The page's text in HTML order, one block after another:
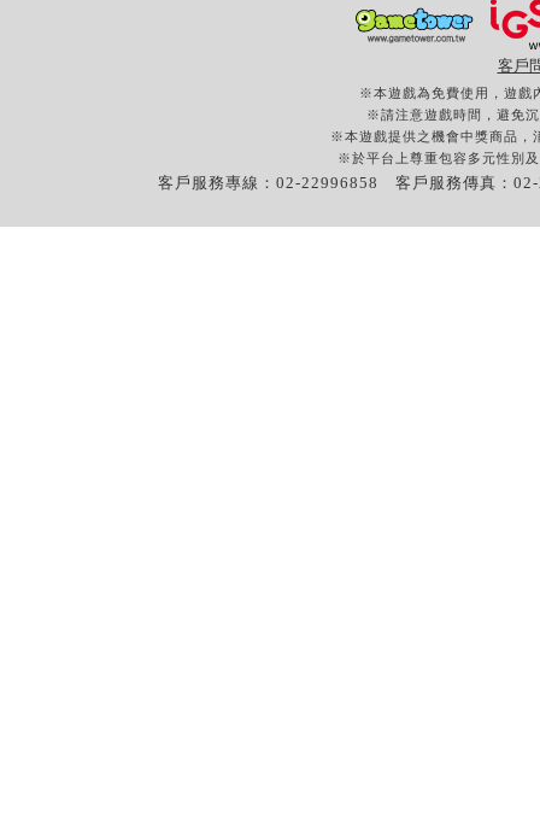
客戶
※本遊戲為免費使用，遊戲
※請注意遊戲時間，避免
※本遊戲提供之機會中獎商品，
※於平台上尊重包容多元性別
客戶服務專線：02-22996858 客戶服務傳真：